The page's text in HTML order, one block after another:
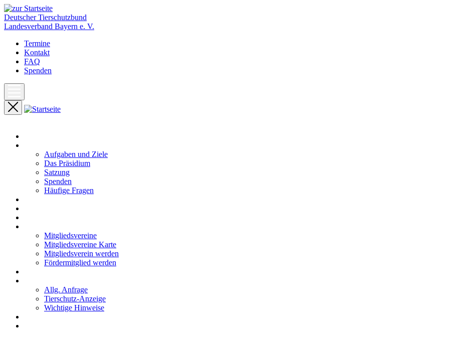
Deutscher Tierschutzbund
Landesverband Bayern e. V.
Termine
Kontakt
FAQ
Spenden
Aufgaben und Ziele
Das Präsidium
Satzung
Spenden
Häufige Fragen
Mitgliedsvereine
Mitgliedsvereine Karte
Mitgliedsverein werden
Fördermitglied werden
Allg. Anfrage
Tierschutz-Anzeige
Wichtige Hinweise